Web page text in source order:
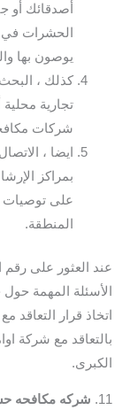
أصدقائك أو
الحشرات
يوصون بها
كذلك ، البحث
تجارية محلية
شركات
ايضا ،
بمراكز
على توصيات
المنطقة.
عند العثور على رقم
الأسئلة المهمة
اتخاذ قرار
بالتعاقد مع شركة
الكبرى.
11.
شركه مكافحه